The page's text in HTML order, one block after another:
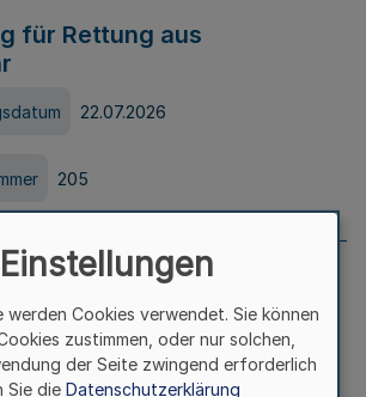
für Rettung aus
22.07.2026
205
Nr. 204 vom
Cookies verwendet. Sie können
zustimmen, oder nur solchen,
der Seite zwingend erforderlich
Sie die Datenschutzerklärung